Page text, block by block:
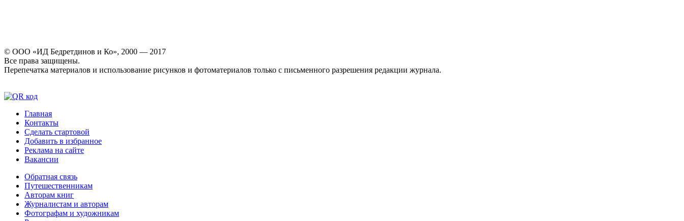
© ООО «ИД Бедретдинов и Ко», 2000 — 2017
Все права защищены.
Перепечатка материалов и использование рисунков и фотоматериалов только с письменного разрешения редакции журнала.
Главная
Контакты
Сделать стартовой
Добавить в избранное
Реклама на сайте
Вакансии
Обратная связь
Путешественникам
Авторам книг
Журналистам и авторам
Фотографам и художникам